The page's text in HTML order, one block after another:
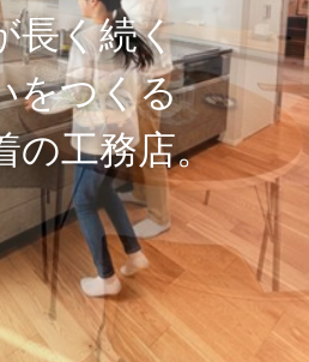
長く続く
をつくる
の工務店。